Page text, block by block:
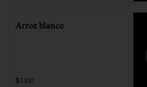
Arroz blanco
$3.100